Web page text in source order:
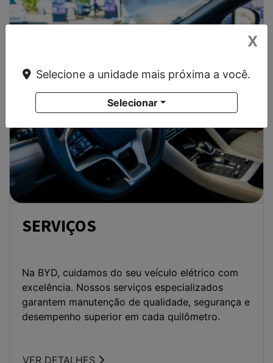
SERVIÇOS
Na BYD, cuidamos do seu veículo elétrico com
excelência. Nossos serviços especializados
garantem manutenção de qualidade, segurança e
desempenho superior em cada quilômetro.
VER DETALHES
X
Selecione a unidade mais próxima a você.
Selecionar